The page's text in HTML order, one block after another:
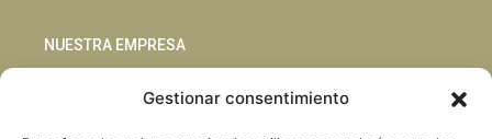
Gestionar consentimiento
NUESTRA EMPRESA